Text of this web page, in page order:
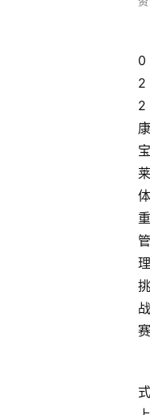
0
2
2
康
宝
莱
体
重
管
理
挑
战
赛
式